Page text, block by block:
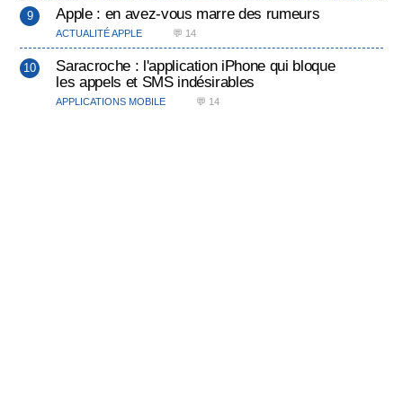
Apple : en avez-vous marre des rumeurs
ACTUALITÉ APPLE 💬 14
Saracroche : l'application iPhone qui bloque
les appels et SMS indésirables
APPLICATIONS MOBILE 💬 14